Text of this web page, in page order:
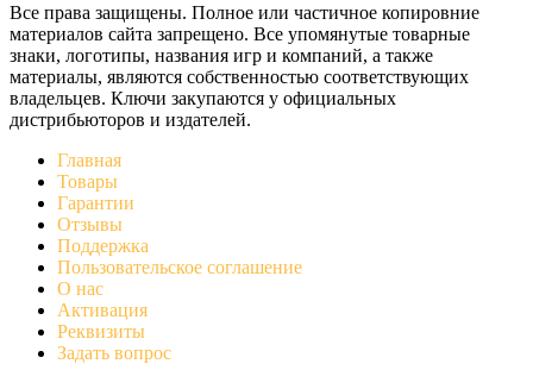
Все права защищены. Полное или частичное копировние
материалов сайта запрещено. Все упомянутые товарные
знаки, логотипы, названия игр и компаний, а также
материалы, являются собственностью соответствующих
владельцев. Ключи закупаются у официальных
дистрибьюторов и издателей.
Главная
Товары
Гарантии
Отзывы
Поддержка
Пользовательское соглашение
О нас
Активация
Реквизиты
Задать вопрос